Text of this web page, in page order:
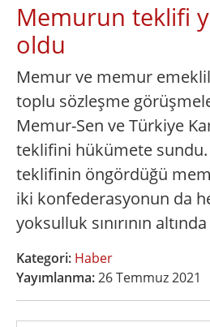
Memurun teklifi
oldu
Memur ve memur
toplu sözleşme
Memur-Sen ve Türkiye
teklifini hükümete sundu.
teklifinin öngördüğü
iki konfederasyonun da
yoksulluk sınırının
Kategori: Haber
Yayımlanma:26 Temmuz 2021